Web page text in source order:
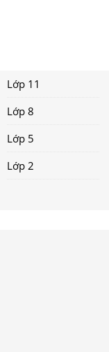
Lớp 11
Lớp 8
Lớp 5
Lớp 2